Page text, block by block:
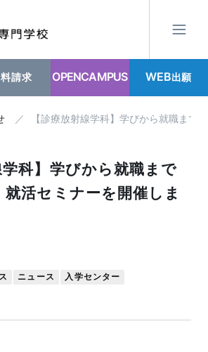
請求 OPENCAMPUS WEB出願
【診療放射線学科】学びから就職まで
学科】学びから就職まで
就活セミナーを開催しま
ニュース 入学センター